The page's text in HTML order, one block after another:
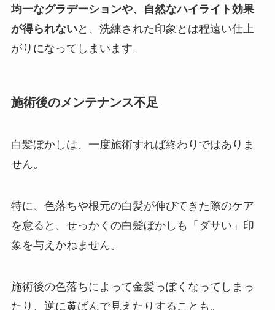
均一なグラデーションや、自然なハイライト効果
が得られないと、洗練された印象とは程遠い仕上
がりになってしまいます。
施術後のメンテナンス不足
白髪ぼかしは、一度施術すれば終わりではありま
せん。
特に、色落ちや根元の白髪が伸びてきた際のケア
を怠ると、せっかくの白髪ぼかしも「ダサい」印
象を与えかねません。
施術後の色落ちによって金髪っぽくなってしまっ
たり、逆に黄ばんで見えたりすることも。